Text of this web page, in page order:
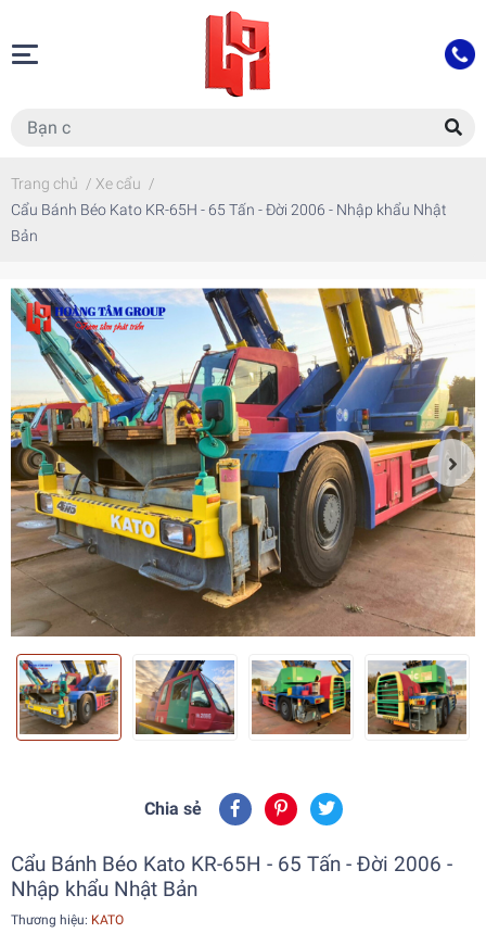
Trang chủ / Xe cẩu /
Cẩu Bánh Béo Kato KR-65H - 65 Tấn - Đời 2006 - Nhập khẩu Nhật
Bản
Chia sẻ
Cẩu Bánh Béo Kato KR-65H - 65 Tấn - Đời 2006 -
Nhập khẩu Nhật Bản
Thương hiệu: KATO